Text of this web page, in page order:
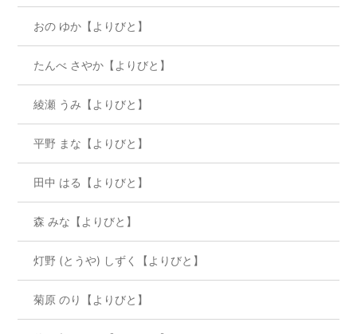
おの ゆか【よりびと】
たんべ さやか【よりびと】
綾瀬 うみ【よりびと】
平野 まな【よりびと】
田中 はる【よりびと】
森 みな【よりびと】
灯野 (とうや) しずく【よりびと】
菊原 のり【よりびと】